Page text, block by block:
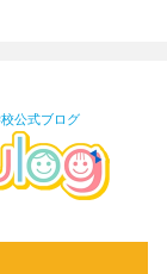
公式ブログ